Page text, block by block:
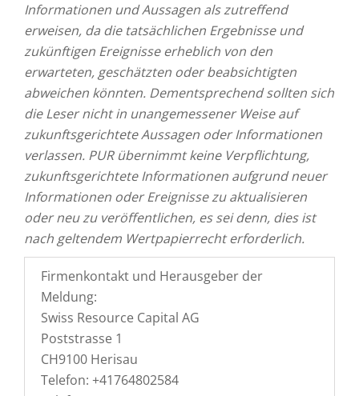
Informationen und Aussagen als zutreffend
erweisen, da die tatsächlichen Ergebnisse und
zukünftigen Ereignisse erheblich von den
erwarteten, geschätzten oder beabsichtigten
abweichen könnten. Dementsprechend sollten sich
die Leser nicht in unangemessener Weise auf
zukunftsgerichtete Aussagen oder Informationen
verlassen. PUR übernimmt keine Verpflichtung,
zukunftsgerichtete Informationen aufgrund neuer
Informationen oder Ereignisse zu aktualisieren
oder neu zu veröffentlichen, es sei denn, dies ist
nach geltendem Wertpapierrecht erforderlich.
Firmenkontakt und Herausgeber der
Meldung:
Swiss Resource Capital AG
Poststrasse 1
CH9100 Herisau
Telefon: +41764802584